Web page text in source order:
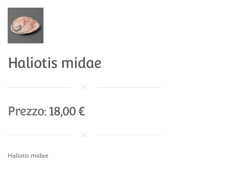
Haliotis midae
Prezzo: 18,00 €
Haliotis midae